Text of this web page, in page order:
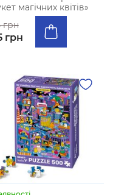
магічних квітів»
грн
грн